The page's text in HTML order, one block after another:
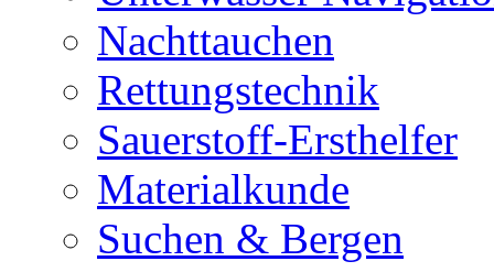
Nachttauchen
Rettungstechnik
Sauerstoff-Ersthelfer
Materialkunde
Suchen & Bergen